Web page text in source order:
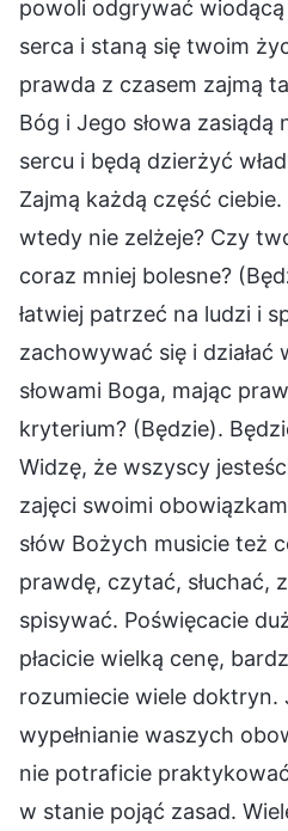
powoli odgrywać
serca i staną się twoim
prawda z czasem zajmą
Bóg i Jego słowa
sercu i będą dzierżyć
Zajmą każdą część
wtedy nie zelżeje? Czy
coraz mniej bolesne?
łatwiej patrzeć na ludzi i
zachowywać się i działać
słowami Boga, mając
kryterium? (Będzie).
Widzę, że wszyscy
zajęci swoimi
słów Bożych musicie też
prawdę, czytać, słuchać,
spisywać. Poświęcacie
płacicie wielką cenę,
rozumiecie wiele doktryn.
wypełnianie waszych
nie potraficie
w stanie pojąć zasad.